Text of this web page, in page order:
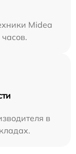
Midea
в